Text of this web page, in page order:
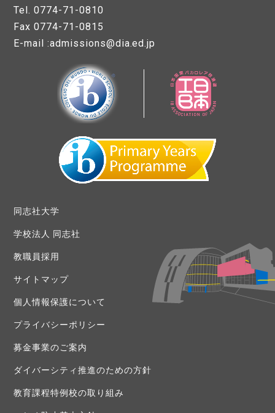
Tel. 0774-71-0810
Fax 0774-71-0815
E-mail :admissions@dia.ed.jp
同志社大学
学校法人 同志社
教職員採用
サイトマップ
個人情報保護について
プライバシーポリシー
募金事業のご案内
ダイバーシティ推進のための方針
教育課程特例校の取り組み